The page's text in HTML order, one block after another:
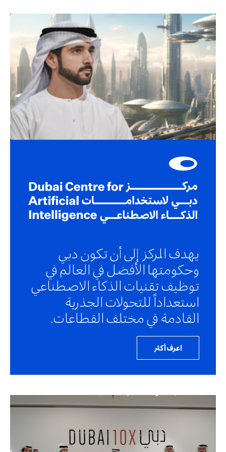
يهدف المركز إلى أن تكون دبي
وحكومتها الأفضل في العالم في
توظيف تقنيات الذكاء الاصطناعي
استعداداً للتحولات الجذرية
القادمة في مختلف القطاعات.
اعرف أكثر